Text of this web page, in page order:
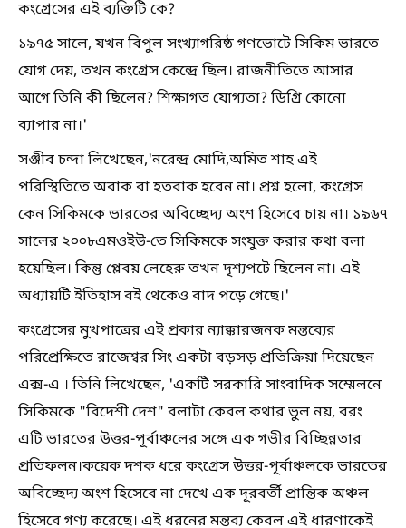
কংগ্রেসের এই ব্যক্তিটি কে?
১৯৭৫ সালে, যখন বিপুল সংখ্যাগরিষ্ঠ গণভোটে সিকিম ভারতে
যোগ দেয়, তখন কংগ্রেস কেন্দ্রে ছিল। রাজনীতিতে আসার
আগে তিনি কী ছিলেন? শিক্ষাগত যোগ্যতা? ডিগ্রি কোনো
ব্যাপার না।'
সঞ্জীব চন্দা লিখেছেন,'নরেন্দ্র মোদি,অমিত শাহ এই
পরিস্থিতিতে অবাক বা হতবাক হবেন না। প্রশ্ন হলো, কংগ্রেস
কেন সিকিমকে ভারতের অবিচ্ছেদ্য অংশ হিসেবে চায় না। ১৯৬৭
সালের ২০০৮এমওইউ-তে সিকিমকে সংযুক্ত করার কথা বলা
হয়েছিল। কিন্তু প্লেবয় লেহেরু তখন দৃশ্যপটে ছিলেন না। এই
অধ্যায়টি ইতিহাস বই থেকেও বাদ পড়ে গেছে।'
কংগ্রেসের মুখপাত্রের এই প্রকার ন্যাক্কারজনক মন্তব্যের
পরিপ্রেক্ষিতে রাজেশ্বর সিং একটা বড়সড় প্রতিক্রিয়া দিয়েছেন
এক্স-এ । তিনি লিখেছেন, 'একটি সরকারি সাংবাদিক সম্মেলনে
সিকিমকে "বিদেশী দেশ" বলাটা কেবল কথার ভুল নয়, বরং
এটি ভারতের উত্তর-পূর্বাঞ্চলের সঙ্গে এক গভীর বিচ্ছিন্নতার
প্রতিফলন।কয়েক দশক ধরে কংগ্রেস উত্তর-পূর্বাঞ্চলকে ভারতের
অবিচ্ছেদ্য অংশ হিসেবে না দেখে এক দূরবর্তী প্রান্তিক অঞ্চল
হিসেবে গণ্য করেছে। এই ধরনের মন্তব্য কেবল এই ধারণাকেই